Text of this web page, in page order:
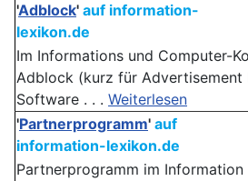
'Adblock' auf information-
lexikon.de
Im Informations und Computer-
Adblock (kurz für Advertisement
Software . . . Weiterlesen
'Partnerprogramm' auf
information-lexikon.de
Partnerprogramm im